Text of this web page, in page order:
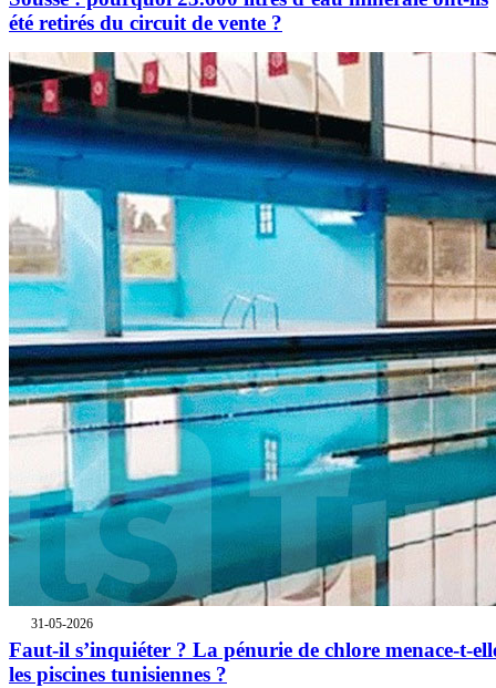
été retirés du circuit de vente ?
31-05-2026
Faut-il s’inquiéter ? La pénurie de chlore menace-t-
les piscines tunisiennes ?